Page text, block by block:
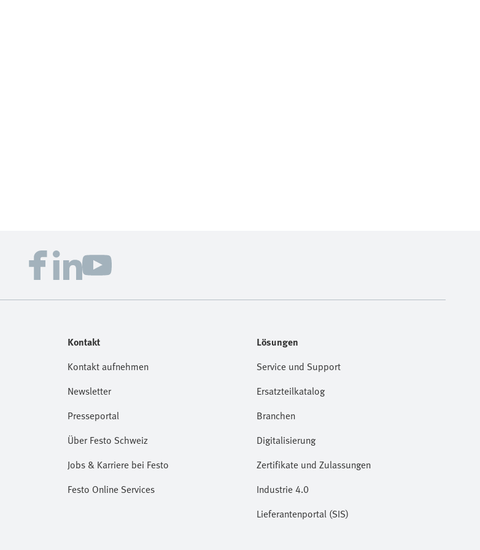
Kontakt
Kontakt aufnehmen
Newsletter
Presseportal
Über Festo Schweiz
Jobs & Karriere bei Festo
Festo Online Services
Lösungen
Service und Support
Ersatzteilkatalog
Branchen
Digitalisierung
Zertifikate und Zulassungen
Industrie 4.0
Lieferantenportal (SIS)